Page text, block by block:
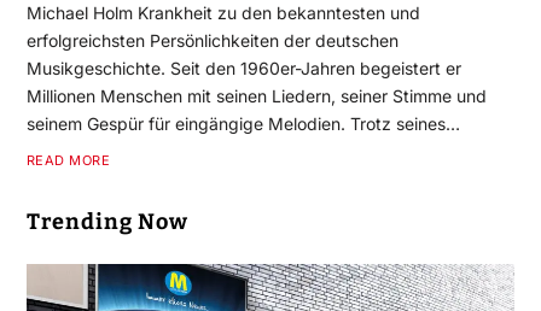
Michael Holm Krankheit zu den bekanntesten und
erfolgreichsten Persönlichkeiten der deutschen
Musikgeschichte. Seit den 1960er-Jahren begeistert er
Millionen Menschen mit seinen Liedern, seiner Stimme und
seinem Gespür für eingängige Melodien. Trotz seines…
READ MORE
Trending Now